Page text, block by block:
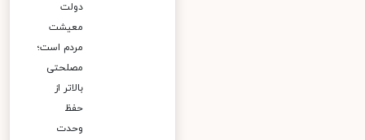
دولت
معیشت
مردم است؛
مصلحتی
بالاتر از
حفظ
وحدت